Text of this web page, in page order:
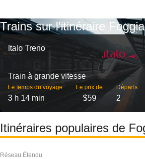
Trains sur l’itinéraire
Italo Treno
Train à grande vitesse
Le temps du voyage
3 h 14 min
Le prix de
$59
Départs
2
Itinéraires populaires de
Réseau Étendu